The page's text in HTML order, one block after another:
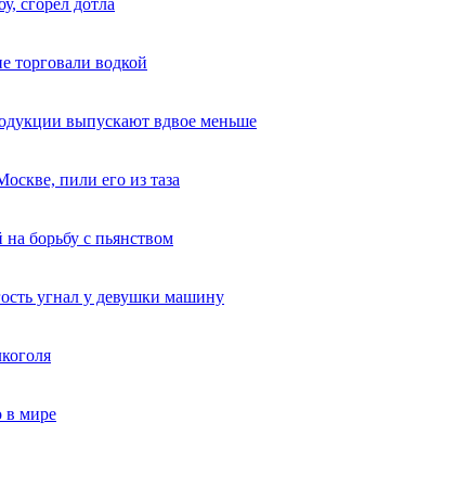
торговали водкой
выпускают вдвое меньше
пили его из таза
борьбу с пьянством
угнал у девушки машину
в мире